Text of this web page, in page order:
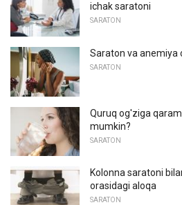
ichak saratoni
SARATON
Saraton va anemiya
SARATON
Quruq og'ziga
mumkin?
SARATON
Kolonna saratoni
orasidagi aloqa
SARATON